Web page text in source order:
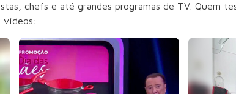
chefs e até grandes programas de TV. Quem
vídeos: